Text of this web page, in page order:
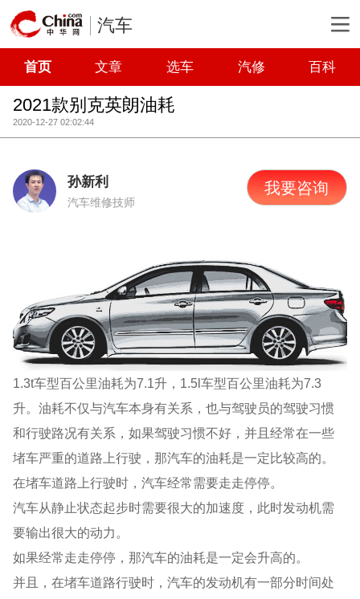
汽车
首页 文章 选车 汽修 百科
2021款别克英朗油耗
2020-12-27 02:02:44
孙新利
汽车维修技师
我要咨询
1.3t车型百公里油耗为7.1升，1.5l车型百公里油耗为7.3
升。油耗不仅与汽车本身有关系，也与驾驶员的驾驶习惯
和行驶路况有关系，如果驾驶习惯不好，并且经常在一些
堵车严重的道路上行驶，那汽车的油耗是一定比较高的。
在堵车道路上行驶时，汽车经常需要走走停停。
汽车从静止状态起步时需要很大的加速度，此时发动机需
要输出很大的动力。
如果经常走走停停，那汽车的油耗是一定会升高的。
并且，在堵车道路行驶时，汽车的发动机有一部分时间处